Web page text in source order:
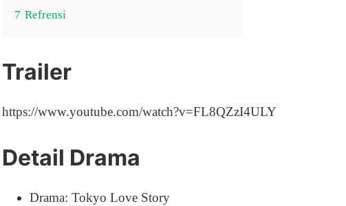
7 Refrensi
Trailer
https://www.youtube.com/watch?v=FL8QZzI4ULY
Detail Drama
Drama: Tokyo Love Story